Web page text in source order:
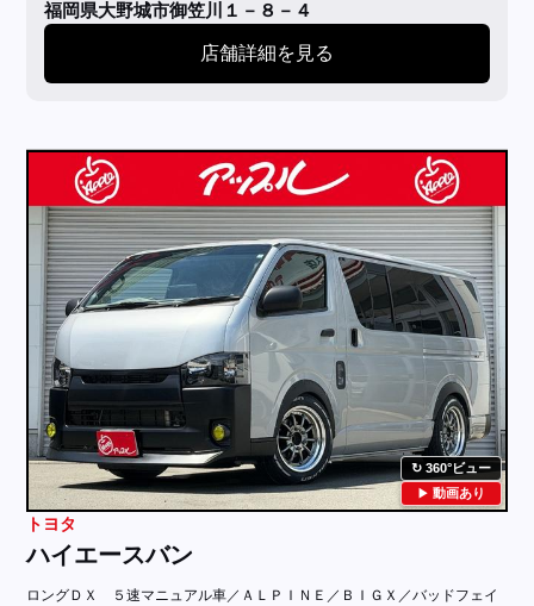
福岡県大野城市御笠川１－８－４
店舗詳細を見る
360°ビュー
動画あり
トヨタ
ハイエースバン
ロングＤＸ ５速マニュアル車／ＡＬＰＩＮＥ／ＢＩＧＸ／バッドフェイ